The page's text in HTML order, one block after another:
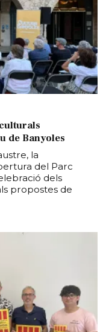
de Banyoles
la
del Parc
dels
propostes de